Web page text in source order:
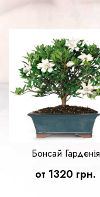
Бонсай Гарденія
от 1320 грн.